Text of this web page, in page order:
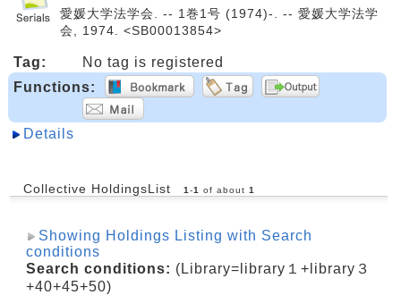
愛媛大学法学会. -- 1巻1号 (1974)-. -- 愛媛大学法学
会, 1974. <SB00013854>
Tag:
No tag is registered
Functions:
Details
Collective HoldingsList 1 -1 of about 1
Showing Holdings Listing with Search
conditions
Search conditions: (Library=library１+library３
+40+45+50)